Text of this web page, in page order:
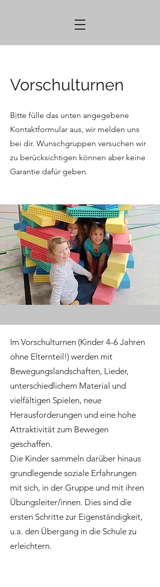
Vorschulturnen
Bitte fülle das unten angegebene
Kontaktformular aus, wir melden uns
bei dir. Wunschgruppen versuchen wir
zu berücksichtigen können aber keine
Garantie dafür geben.
Im Vorschulturnen (Kinder 4-6 Jahren
ohne Elternteil!) werden mit
Bewegungslandschaften, Lieder,
unterschiedlichem Material und
vielfältigen Spielen, neue
Herausforderungen und eine hohe
Attraktivität zum Bewegen
geschaffen.
Die Kinder sammeln darüber hinaus
grundlegende soziale Erfahrungen
mit sich, in der Gruppe und mit ihren
Übungsleiter/innen. Dies sind die
ersten Schritte zur Eigenständigkeit,
u.a. den Übergang in die Schule zu
erleichtern.